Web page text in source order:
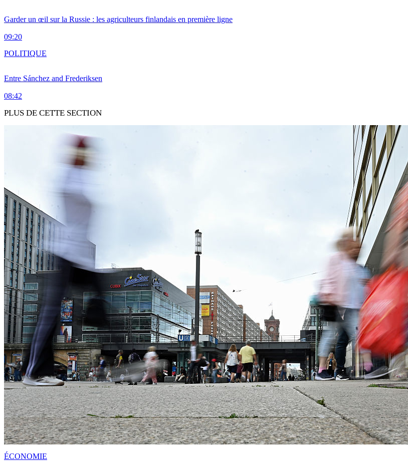
Garder un œil sur la Russie : les agriculteurs finlandais en première ligne
09:20
Entre Sánchez and Frederiksen
08:42
POLITIQUE
PLUS DE CETTE SECTION
ÉCONOMIE